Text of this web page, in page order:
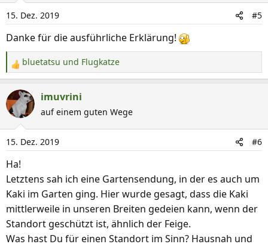
i
o
n
:
15. Dez. 2019 #5
Danke für die ausführliche Erklärung!
R
e
a
k
t
i
o
n
n
:
bluetatsu und Flugkatze
imuvrini
auf einem guten Wege
15. Dez. 2019 #6
Ha!
Letztens sah ich eine Gartensendung, in der es auch um
Kaki im Garten ging. Hier wurde gesagt, dass die Kaki
mittlerweile in unseren Breiten gedeien kann, wenn der
Standort geschützt ist, ähnlich der Feige.
Was hast Du für einen Standort im Sinn? Hausnah und